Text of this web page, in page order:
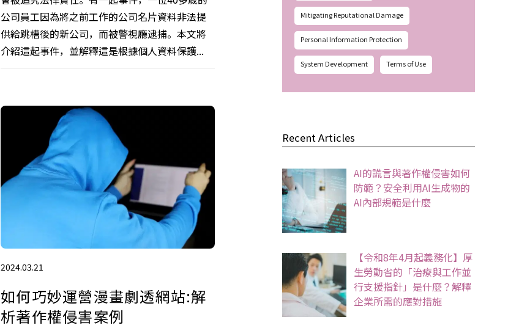
公司員工因為將之前工作的公司名片資料非法提
供給跳槽後的新公司，而被警視廳逮捕。本文將
介紹這起事件，並解釋這是根據個人資料保護...
2024.03.21
如何巧妙運營漫畫劇透網站:解
析著作權侵害案例
Mitigating Reputational Damage
Personal Information Protection
System Development Terms of Use
Recent Articles
AI的謊言與著作權侵害如何
防範？安全利用AI生成物的
AI內部規範是什麼
【令和8年4月起義務化】厚
生勞動省的「治療與工作並
行支援指針」是什麼？解釋
企業所需的應對措施